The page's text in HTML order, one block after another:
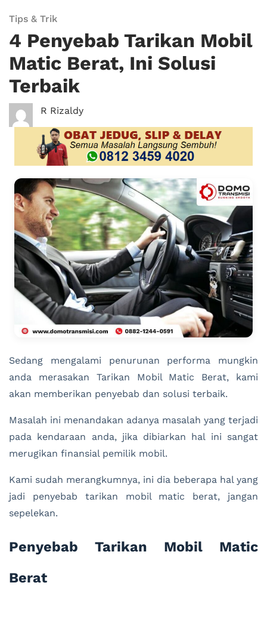
Tips & Trik
4 Penyebab Tarikan Mobil
Matic Berat, Ini Solusi
Terbaik
R Rizaldy
Sedang mengalami penurunan performa mungkin
anda merasakan Tarikan Mobil Matic Berat, kami
akan memberikan penyebab dan solusi terbaik.
Masalah ini menandakan adanya masalah yang terjadi
pada kendaraan anda, jika dibiarkan hal ini sangat
merugikan finansial pemilik mobil.
Kami sudah merangkumnya, ini dia beberapa hal yang
jadi penyebab tarikan mobil matic berat, jangan
sepelekan.
Penyebab Tarikan Mobil Matic
Berat